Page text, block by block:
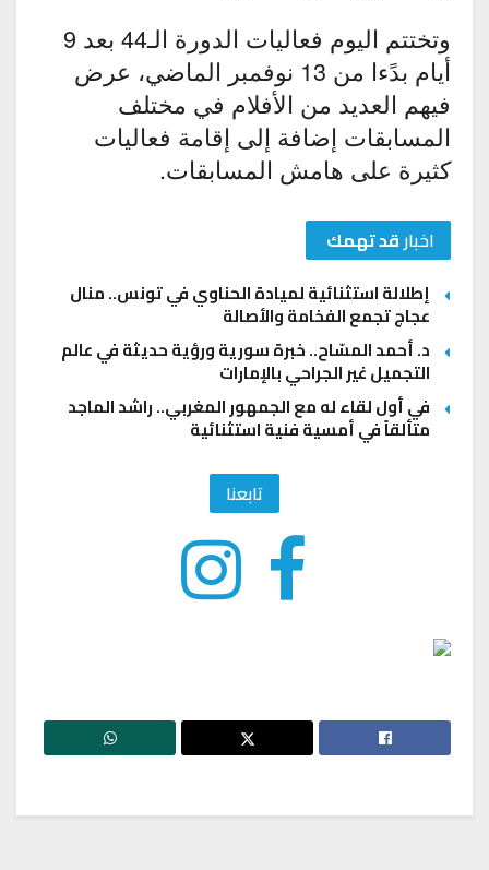
وتختتم اليوم فعاليات الدورة الـ44 بعد 9
أيام بدًءا من 13 نوفمبر الماضي، عرض
فيهم العديد من الأفلام في مختلف
المسابقات إضافة إلى إقامة فعاليات
كثيرة على هامش المسابقات.
اخبارقد تهمك
إطلالة استثنائية لميادة الحناوي في تونس.. منال
عجاج تجمع الفخامة والأصالة
د. أحمد المسّاح.. خبرة سورية ورؤية حديثة في عالم
التجميل غير الجراحي بالإمارات
في أول لقاء له مع الجمهور المغربي.. راشد الماجد
متألقاً في أمسية فنية استثنائية
تابعنا